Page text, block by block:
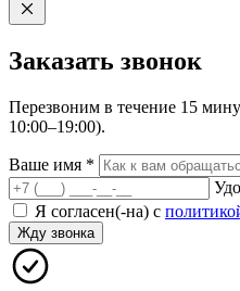
Заказать звонок
Перезвоним в течение 15
10:00–19:00).
Ваше имя *
Я согласен(-на) с
Жду звонка